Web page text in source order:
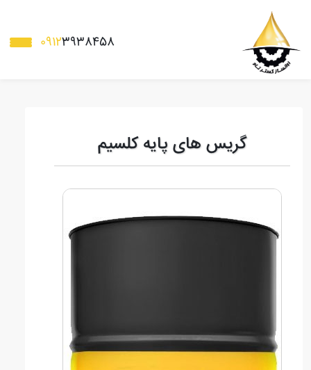
09123938458
گریس های پایه کلسیم